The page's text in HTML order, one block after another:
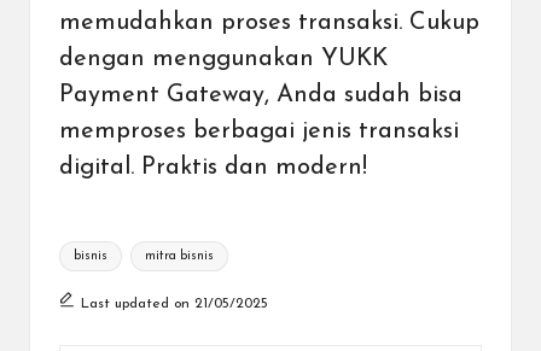
memudahkan proses transaksi. Cukup
dengan menggunakan YUKK
Payment Gateway, Anda sudah bisa
memproses berbagai jenis transaksi
digital . Praktis dan modern!
Tags:
bisnis mitra bisnis
Last updated on 21/05/2025